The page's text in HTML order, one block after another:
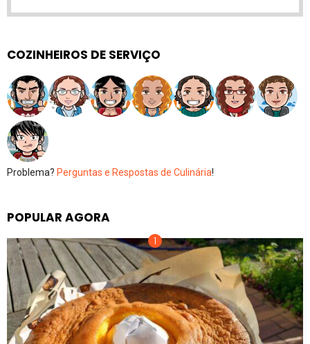
COZINHEIROS DE SERVIÇO
Problema? Perguntas e Respostas de Culinária!
POPULAR AGORA